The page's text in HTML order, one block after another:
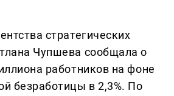
стратегических
Чупшева сообщала о
работников на фоне
безработицы в 2,3%. По